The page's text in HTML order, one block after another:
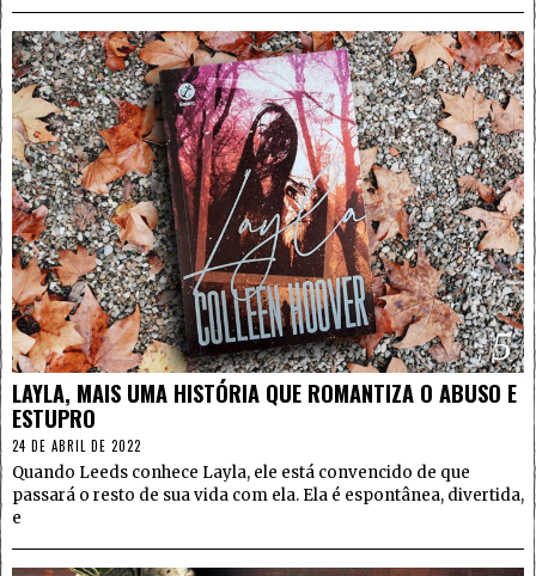
5
LAYLA, MAIS UMA HISTÓRIA QUE ROMANTIZA O ABUSO E
ESTUPRO
24 DE ABRIL DE 2022
Quando Leeds conhece Layla, ele está convencido de que
passará o resto de sua vida com ela. Ela é espontânea, divertida,
e